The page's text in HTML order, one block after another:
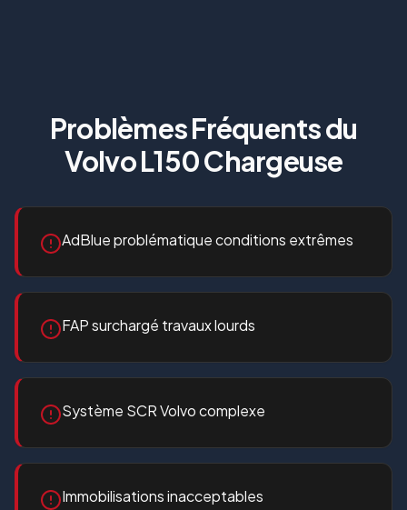
Problèmes Fréquents du
Volvo L150 Chargeuse
AdBlue problématique conditions extrêmes
FAP surchargé travaux lourds
Système SCR Volvo complexe
Immobilisations inacceptables